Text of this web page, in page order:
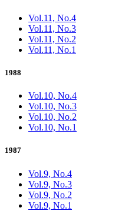
Vol.11, No.4
Vol.11, No.3
Vol.11, No.2
Vol.11, No.1
1988
Vol.10, No.4
Vol.10, No.3
Vol.10, No.2
Vol.10, No.1
1987
Vol.9, No.4
Vol.9, No.3
Vol.9, No.2
Vol.9, No.1